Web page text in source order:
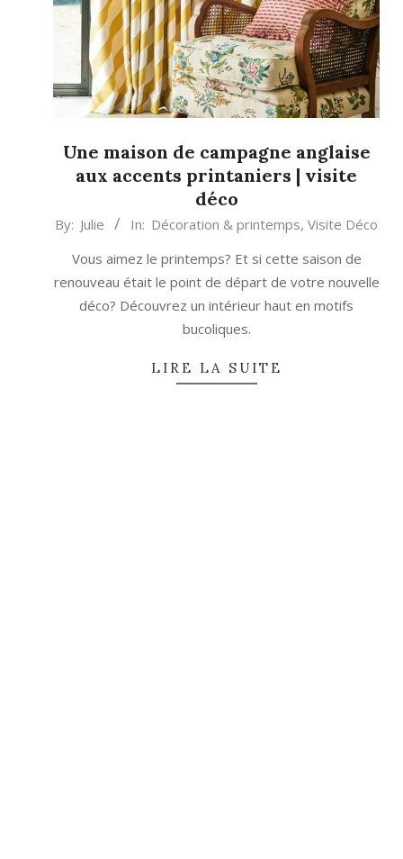
Une maison de campagne anglaise
aux accents printaniers | visite
déco
2024-
By: Julie In: Décoration & printemps, Visite Déco
Vous aimez le printemps? Et si cette saison de
renouveau était le point de départ de votre nouvelle
déco? Découvrez un intérieur haut en motifs
bucoliques.
LIRE LA SUITE